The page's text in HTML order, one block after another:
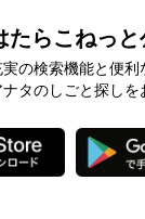
たらこねっと
実の検索機能と便利
ナタのしごと探しを